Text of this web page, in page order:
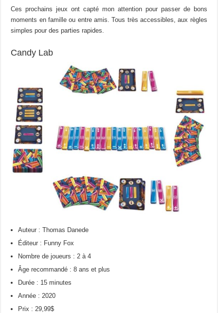
Ces prochains jeux ont capté mon attention pour passer de bons
moments en famille ou entre amis. Tous très accessibles, aux règles
simples pour des parties rapides.
Candy Lab
Auteur : Thomas Danede
Éditeur : Funny Fox
Nombre de joueurs : 2 à 4
Âge recommandé : 8 ans et plus
Durée : 15 minutes
Année : 2020
Prix : 29,99$